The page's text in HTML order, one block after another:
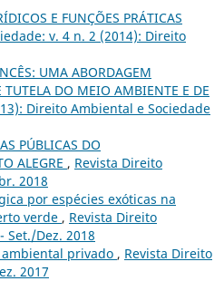
E FUNÇÕES PRÁTICAS
v. 4 n. 2 (2014): Direito
UMA ABORDAGEM
TUTELA DO MEIO AMBIENTE E DE
Direito Ambiental e Sociedade
PÚBLICAS DO
ALEGRE , Revista Direito
2018
por espécies exóticas na
verde , Revista Direito
Set./Dez. 2018
privado , Revista Direito
2017